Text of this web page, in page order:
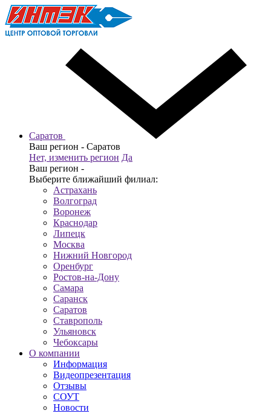
Саратов
Ваш регион - Саратов
Нет, изменить регион Да
Ваш регион -
Выберите ближайший филиал:
Астрахань
Волгоград
Воронеж
Краснодар
Липецк
Москва
Нижний Новгород
Оренбург
Ростов-на-Дону
Самара
Саранск
Саратов
Ставрополь
Ульяновск
Чебоксары
О компании
Информация
Видеопрезентация
Отзывы
СОУТ
Новости